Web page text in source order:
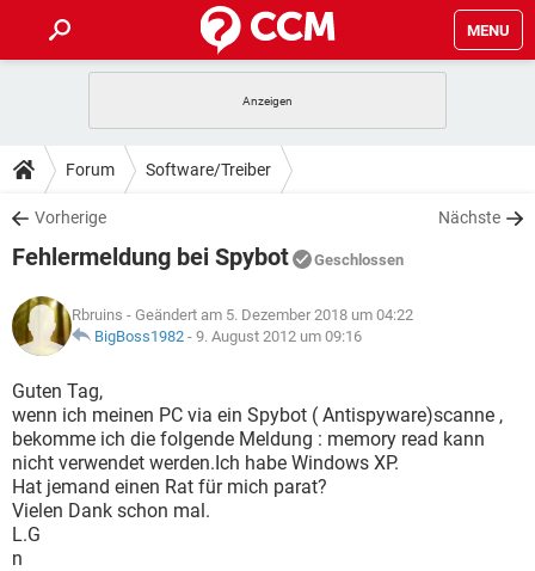
MENU
ANDROID IOS
WINDOWS 10
WHATSAPP TIKTOK
FACEBOOK
TIPPS & TRICKS
SPIELE
WHATSAPP TIKTOK
FACEBOOK
DOWNLOADS
SPIELE STREAMING
ANDROID
WINDOWS 10 INSTAGRAM
WHATSAPP
FACEBOOK HARDWARE
SPIELE STREAMING
ANDROID
WINDOWS 10
WHATSAPP TIKTOK
FACEBOOK HARDWARE
LEXIKON
SPIELE
ANDROID IOS
WINDOWS 10 INSTAGRAM
WHATSAPP
FACEBOOK
Forum Software/Treiber
Vorherige Nächste
Fehlermeldung bei Spybot Geschlossen
Rbruins - Geändert am 5. Dezember 2018 um 04:22
BigBoss1982 - 9. August 2012 um 09:16
Guten Tag,
wenn ich meinen PC via ein Spybot ( Antispyware)scanne ,
bekomme ich die folgende Meldung : memory read kann
nicht verwendet werden.Ich habe Windows XP.
Hat jemand einen Rat für mich parat?
Vielen Dank schon mal.
L.G
n